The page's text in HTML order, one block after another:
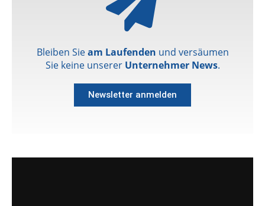
Bleiben Sieam Laufenden und versäumen
Sie keine unserer Unternehmer News.
Newsletter anmelden